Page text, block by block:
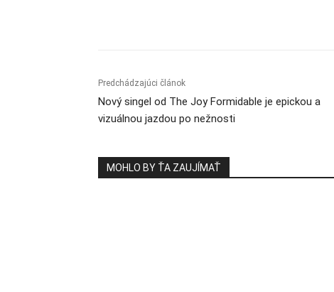
Predchádzajúci článok
Nový singel od The Joy Formidable je epickou a
vizuálnou jazdou po nežnosti
MOHLO BY ŤA ZAUJÍMAŤ